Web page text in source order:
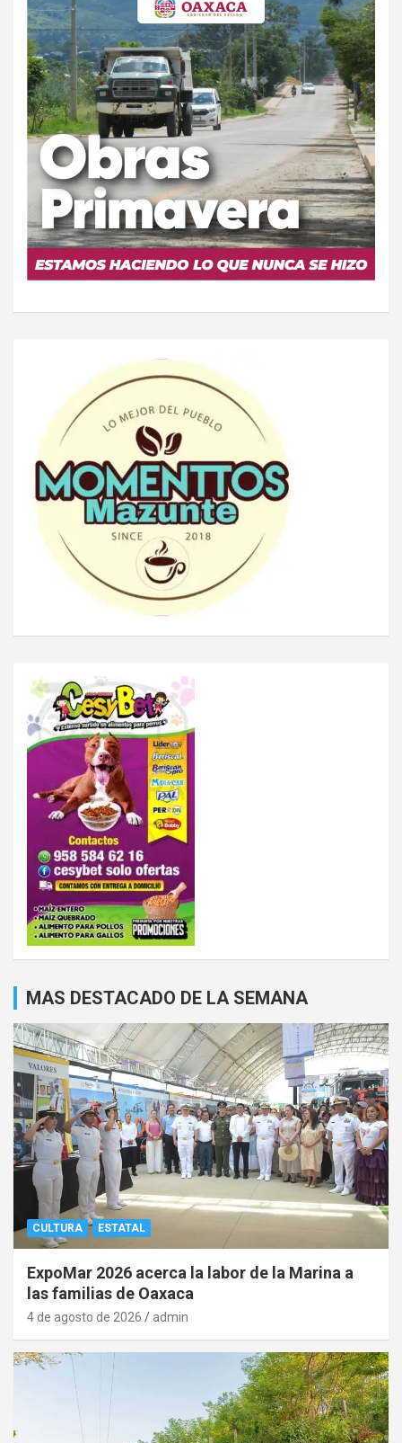
MAS DESTACADO DE LA SEMANA
CULTURA ESTATAL
ExpoMar 2026 acerca la labor de la Marina a
las familias de Oaxaca
4 de agosto de 2026 admin